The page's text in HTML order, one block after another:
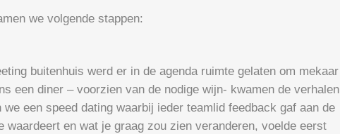
we volgende stappen:
buitenhuis werd er in de agenda ruimte gelaten om mekaar
een diner – voorzien van de nodige wijn- kwamen de verhalen
we een speed dating waarbij ieder teamlid feedback gaf aan de
waardeert en wat je graag zou zien veranderen, voelde eerst